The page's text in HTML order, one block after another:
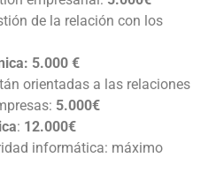
de la relación con los
5.000 €
orientadas a las re­laciones
5.000€
: 12.000€
informática: máximo